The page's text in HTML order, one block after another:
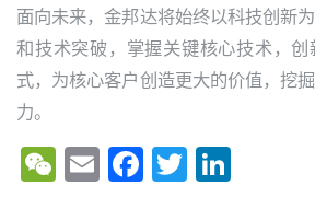
面向未来，金邦达将始终以科技创新
和技术突破，掌握关键核心技术，
式，为核心客户创造更大的价值，挖
力。
W
e
E
m
F
a
T
wi